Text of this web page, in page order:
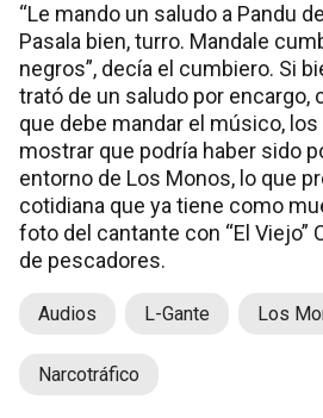
“Le mando un saludo a Pandu
Pasala bien, turro. Mandale
negros”, decía el cumbiero. Si
trató de un saludo por encargo,
que debe mandar el músico,
mostrar que podría haber sido
entorno de Los Monos, lo que
cotidiana que ya tiene como
foto del cantante con “El Viejo”
de pescadores.
Audios L-Gante Los
Narcotráfico